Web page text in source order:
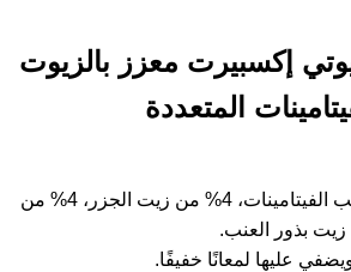
إكسبيرت معزز بالزيوت
المتعددة
يحتوي على 6% من مركب الفيتامينات، 4% من زيت الجزر، 4% من
عليها لمعانًا خفيفًا.